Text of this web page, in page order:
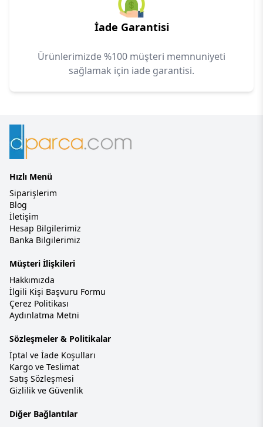
İade Garantisi
Ürünlerimizde %100 müşteri memnuniyeti
sağlamak için iade garantisi.
Hızlı Menü
Siparişlerim
Blog
İletişim
Hesap Bilgilerimiz
Banka Bilgilerimiz
Müşteri İlişkileri
Hakkımızda
İlgili Kişi Başvuru Formu
Çerez Politikası
Aydınlatma Metni
Sözleşmeler & Politikalar
İptal ve İade Koşulları
Kargo ve Teslimat
Satış Sözleşmesi
Gizlilik ve Güvenlik
Diğer Bağlantılar